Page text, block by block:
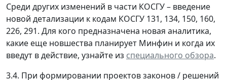
Среди других изменений в части КОСГУ – введение
новой детализации к кодам КОСГУ 131, 134, 150, 160,
226, 291. Для кого предназначена новая аналитика,
какие еще новшества планирует Минфин и когда их
введут в действие, узнайте из специального обзора.
3.4. При формировании проектов законов / решений